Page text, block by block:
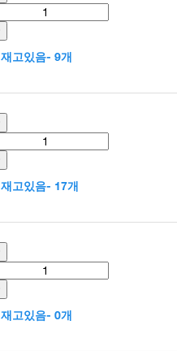
재고있음- 9개
재고있음- 17개
재고있음- 0개